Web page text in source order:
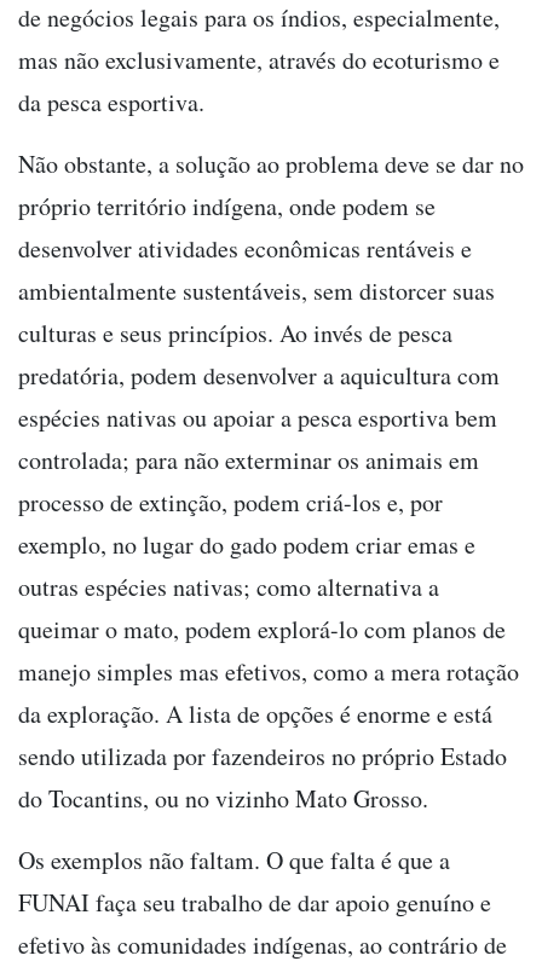
de negócios legais para os índios, especialmente,
mas não exclusivamente, através do ecoturismo e
da pesca esportiva.
Não obstante, a solução ao problema deve se dar no
próprio território indígena, onde podem se
desenvolver atividades econômicas rentáveis e
ambientalmente sustentáveis, sem distorcer suas
culturas e seus princípios. Ao invés de pesca
predatória, podem desenvolver a aquicultura com
espécies nativas ou apoiar a pesca esportiva bem
controlada; para não exterminar os animais em
processo de extinção, podem criá-los e, por
exemplo, no lugar do gado podem criar emas e
outras espécies nativas; como alternativa a
queimar o mato, podem explorá-lo com planos de
manejo simples mas efetivos, como a mera rotação
da exploração. A lista de opções é enorme e está
sendo utilizada por fazendeiros no próprio Estado
do Tocantins, ou no vizinho Mato Grosso.
Os exemplos não faltam. O que falta é que a
FUNAI faça seu trabalho de dar apoio genuíno e
efetivo às comunidades indígenas, ao contrário de